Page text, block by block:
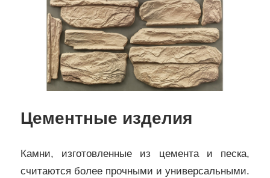
Цементные изделия
Камни, изготовленные из цемента и песка,
считаются более прочными и универсальными.